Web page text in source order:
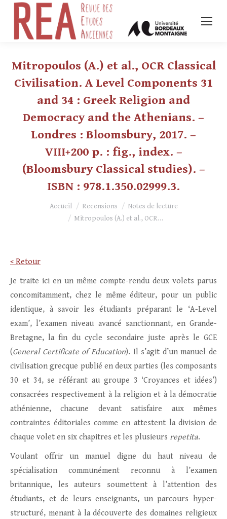
Mitropoulos (A.) et al., OCR Classical
Civilisation. A Level Components 31
and 34 : Greek Religion and
Democracy and the Athenians. –
Londres : Bloomsbury, 2017. –
VIII+200 p. : fig., index. –
(Bloomsbury Classical studies). –
ISBN : 978.1.350.02999.3.
Vous êtes ici :Accueil Recensions
Notes de lecture
Mitropoulos (A.) et al., OCR…
< Retour
Je traite ici en un même compte-rendu deux volets parus
concomitamment, chez le même éditeur, pour un public
identique, à savoir les étudiants préparant le ‘A-Level
exam’, l’examen niveau avancé sanctionnant, en Grande-
Bretagne, la fin du cycle secondaire juste après le GCE
(General Certificate of Education). Il s’agit d’un manuel de
civilisation grecque publié en deux parties (les composants
30 et 34, se référant au groupe 3 ‘Croyances et idées’)
consacrées respectivement à la religion et à la démocratie
athénienne, chacune devant satisfaire aux mêmes
contraintes éditoriales comme en attestent la division de
chaque volet en six chapitres et les plusieurs repetita.
Voulant offrir un manuel digne du haut niveau de
spécialisation communément reconnu à l’examen
britannique, les auteurs soumettent à l’attention des
étudiants, et de leurs enseignants, un parcours hyper-
structuré, menant à la découverte des domaines religieux